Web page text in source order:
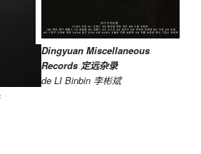
Dingyuan Miscellaneous
Records 定远杂录
de LI Binbin 李彬斌